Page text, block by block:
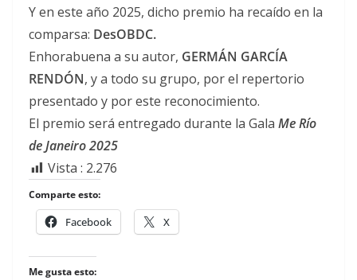
Y en este año 2025, dicho premio ha recaído en la
comparsa: DesOBDC.
Enhorabuena a su autor, GERMÁN GARCÍA
RENDÓN, y a todo su grupo, por el repertorio
presentado y por este reconocimiento.
El premio será entregado durante la Gala Me Río
de Janeiro 2025
Vista : 2.276
Comparte esto:
Facebook X
Me gusta esto: